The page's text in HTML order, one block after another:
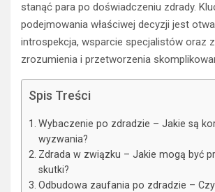
stanąć para po doświadczeniu zdrady.
podejmowania właściwej decyzji jest
introspekcja, wsparcie specjalistów oraz
zrozumienia i przetworzenia
Spis Treści
Wybaczenie po zdradzie – Jakie są
wyzwania?
Zdrada w związku – Jakie mogą być
skutki?
Odbudowa zaufania po zdradzie –